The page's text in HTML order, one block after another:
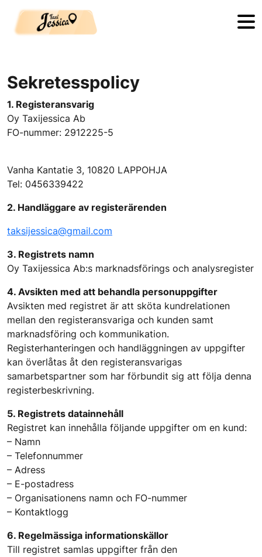
Skip to main content
Sekretesspolicy
1. Registeransvarig
Oy Taxijessica Ab
FO-nummer: 2912225-5
Vanha Kantatie 3, 10820 LAPPOHJA
Tel: 0456339422
2. Handläggare av registerärenden
taksijessica@gmail.com
3. Registrets namn
Oy Taxijessica Ab:s marknadsförings och analysregister
4. Avsikten med att behandla personuppgifter
Avsikten med registret är att sköta kundrelationen
mellan den registeransvariga och kunden samt
marknadsföring och kommunikation.
Registerhanteringen och handläggningen av uppgifter
kan överlåtas åt den registeransvarigas
samarbetspartner som har förbundit sig att följa denna
registerbeskrivning.
5. Registrets datainnehåll
Registret kan innehålla följande uppgifter om en kund:
– Namn
– Telefonnummer
– Adress
– E-postadress
– Organisationens namn och FO-nummer
– Kontaktlogg
6. Regelmässiga informationskällor
Till registret samlas uppgifter från den